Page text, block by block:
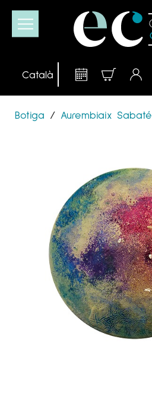
Botiga / Aurembiaix Sabaté